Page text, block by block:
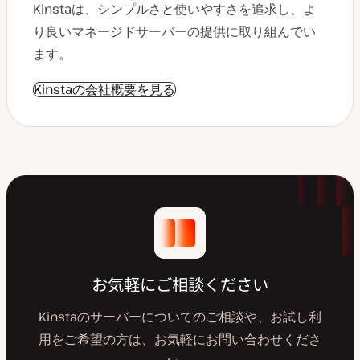
Kinstaは、シンプルさと使いやすさを追求し、よ
り良いマネージドサーバーの提供に取り組んでい
ます。
Kinstaの会社概要を見る
お気軽にご相談ください
Kinstaのサーバーについてのご相談や、お試し利
用をご希望の方は、お気軽にお問い合わせくださ